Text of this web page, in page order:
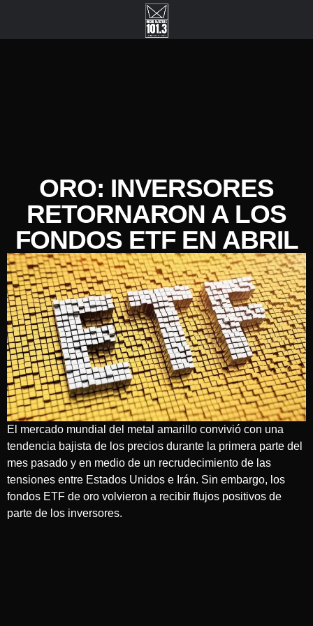
ORO: INVERSORES
RETORNARON A LOS
FONDOS ETF EN ABRIL
El mercado mundial del metal amarillo convivió con una
tendencia bajista de los precios durante la primera parte del
mes pasado y en medio de un recrudecimiento de las
tensiones entre Estados Unidos e Irán. Sin embargo, los
fondos ETF de oro volvieron a recibir flujos positivos de
parte de los inversores.